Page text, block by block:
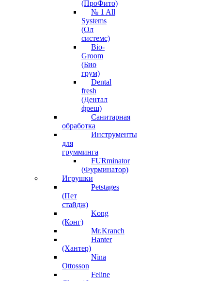
(ПроФито)
№ 1 All
Systems
(Ол
системс)
Bio-
Groom
(Био
грум)
Dental
fresh
(Дентал
фреш)
Санитарная
обработка
Инструменты
для
грумминга
FURminator
(Фурминатор)
Игрушки
Petstages
(Пет
стайдж)
Kong
(Конг)
Mr.Kranch
Hanter
(Хантер)
Nina
Ottosson
Feline